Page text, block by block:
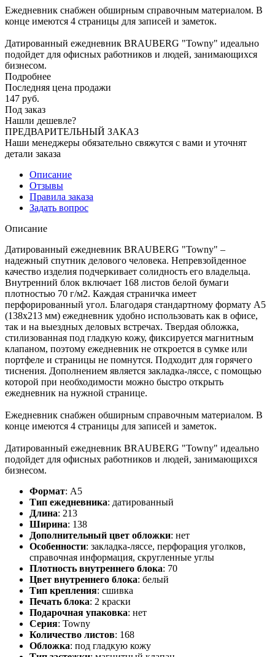
Ежедневник снабжен обширным справочным материалом. В
конце имеются 4 страницы для записей и заметок.
Датированный ежедневник BRAUBERG "Towny" идеально
подойдет для офисных работников и людей, занимающихся
бизнесом.
Подробнее
Последняя цена продажи
147 руб.
Под заказ
Нашли дешевле?
ПРЕДВАРИТЕЛЬНЫЙ ЗАКАЗ
Наши менеджеры обязательно свяжутся с вами и уточнят
детали заказа
Описание
Отзывы
Правила заказа
Задать вопрос
Описание
Датированный ежедневник BRAUBERG "Towny" –
надежный спутник делового человека. Непревзойденное
качество изделия подчеркивает солидность его владельца.
Внутренний блок включает 168 листов белой бумаги
плотностью 70 г/м2. Каждая страничка имеет
перфорированный угол. Благодаря стандартному формату А5
(138х213 мм) ежедневник удобно использовать как в офисе,
так и на выездных деловых встречах. Твердая обложка,
стилизованная под гладкую кожу, фиксируется магнитным
клапаном, поэтому ежедневник не откроется в сумке или
портфеле и страницы не помнутся. Подходит для горячего
тиснения. Дополнением является закладка-ляссе, с помощью
которой при необходимости можно быстро открыть
ежедневник на нужной странице.
Ежедневник снабжен обширным справочным материалом. В
конце имеются 4 страницы для записей и заметок.
Датированный ежедневник BRAUBERG "Towny" идеально
подойдет для офисных работников и людей, занимающихся
бизнесом.
Формат: А5
Тип ежедневника: датированный
Длина: 213
Ширина: 138
Дополнительный цвет обложки: нет
Особенности: закладка-ляссе, перфорация уголков,
справочная информация, скругленные углы
Плотность внутреннего блока: 70
Цвет внутреннего блока: белый
Тип крепления: сшивка
Печать блока: 2 краски
Подарочная упаковка: нет
Серия: Towny
Количество листов: 168
Обложка: под гладкую кожу